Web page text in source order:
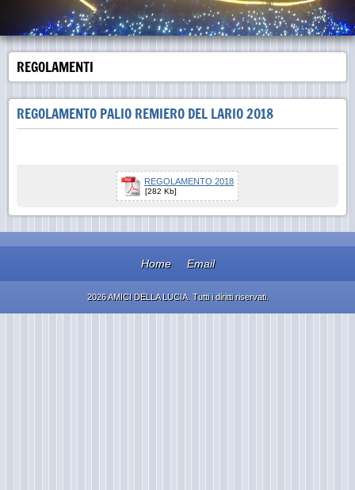
REGOLAMENTI
REGOLAMENTO PALIO REMIERO DEL LARIO 2018
REGOLAMENTO 2018
[282 Kb]
Home Email
2026 AMICI DELLA LUCIA. Tutti i diritti riservati.